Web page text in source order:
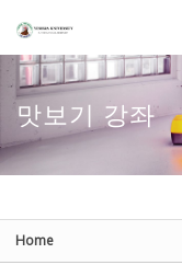
맛보기 강좌
Home